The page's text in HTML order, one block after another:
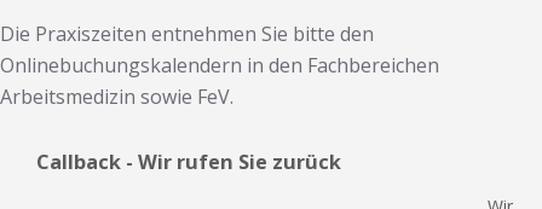
Die Praxiszeiten entnehmen Sie bitte den
Onlinebuchungskalendern in den Fachbereichen
Arbeitsmedizin sowie FeV.
Callback - Wir rufen Sie zurück